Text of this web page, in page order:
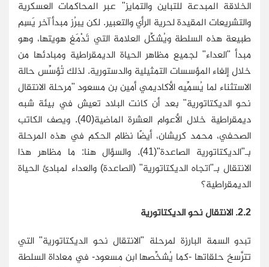
الخلاقة المبدعة للتباين والتمايز" عبر المحاكمات العسكرية
والتشريعات المقيدة لحرية الرأي والتعبير. لكن يبرُز مبدأ آخر يَسِم
طبيعة هذه السلطة ويُشكِّل العلامة التي تَدْمَغ هويتها، وهو
مبدأ "العداء" لجميع مظاهر الحياة الديمقراطية ومبادئها من
خلال إلغاء المؤسسات التمثيلية والدستورية. لذلك تُؤسِّس حالة
الاستثناء لما يُسمِّيه الأكاديمي أمين بن مسعود "مرحلة الانتقال
نحو الديكتاتورية" بعد أن كانت البلاد تعيش في بيئة شبه
ديمقراطية خلال الأعوام العشرة الماضية(40). ويصف الكاتب
الصحفي، محمد كريشان، أيضًا نظام الحكم في هذه المرحلة
بـ"الديكتاتورية الصاعدة"(41). والسؤال هنا: ما مظاهر هذا
الانتقال بـ"اتجاه الديكتاتورية" (الصاعدة) والعداء لمبادئ الحياة
الديمقراطية؟
2.2. الانتقال نحو الديكتاتورية
تبدو السمة البارزة لمرحلة "الانتقال نحو الديكتاتورية" التي
تترَّسخ حلقاتها -كما يُشخِّصها ابن مسعود- في معاداة السلطة